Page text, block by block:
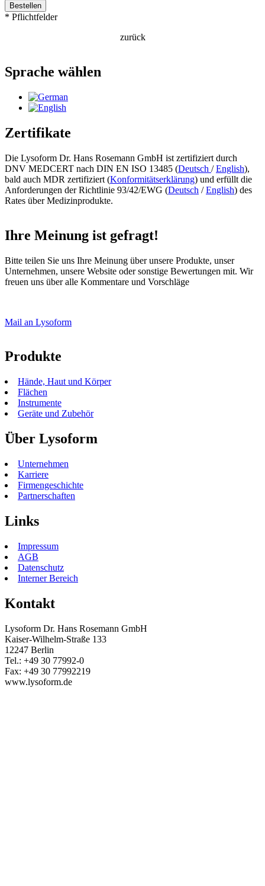
* Pflichtfelder
zurück
Sprache wählen
Zertifikate
Die Lysoform Dr. Hans Rosemann GmbH ist zertifiziert durch
DNV MEDCERT nach DIN EN ISO 13485 (Deutsch /English),
bald auch MDR zertifiziert (Konformitätserklärung) und erfüllt die
Anforderungen der Richtlinie 93/42/EWG (Deutsch /English) des
Rates über Medizinprodukte.
Ihre Meinung ist gefragt!
Bitte teilen Sie uns Ihre Meinung über unsere Produkte, unser
Unternehmen, unsere Website oder sonstige Bewertungen mit. Wir
freuen uns über alle Kommentare und Vorschläge
Mail an Lysoform
Produkte
Hände, Haut und Körper
Flächen
Instrumente
Geräte und Zubehör
Über Lysoform
Unternehmen
Karriere
Firmengeschichte
Partnerschaften
Links
Impressum
AGB
Datenschutz
Interner Bereich
Kontakt
Lysoform Dr. Hans Rosemann GmbH
Kaiser-Wilhelm-Straße 133
12247 Berlin
Tel.: +49 30 77992-0
Fax: +49 30 77992219
www.lysoform.de